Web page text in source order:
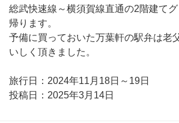
総武快速線～横須賀線直通の2階建て
帰ります。
予備に買っておいた万葉軒の駅弁は老
いしく頂きました。
旅行日：2024年11月18日～19日
投稿日：2025年3月14日